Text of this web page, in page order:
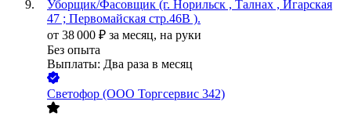
Уборщик/Фасовщик (г. Норильск , Талнах , Игарская
47 ; Первомайская стр.46В ).
от 38 000 ₽ за месяц, на руки
Без опыта
Выплаты: Два раза в месяц
Светофор (ООО Торгсервис 342)